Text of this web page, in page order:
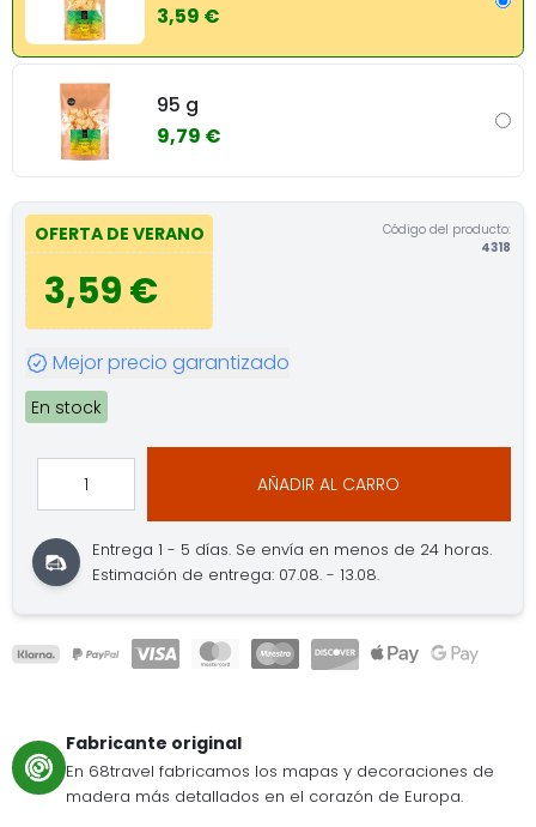
3,59 €
95 g
9,79 €
OFERTA DE VERANO
3,59 €
Código del producto:
4318
Mejor precio garantizado
En stock
AÑADIR AL CARRO
Entrega 1 - 5 días. Se envía en menos de 24 horas.
Estimación de entrega: 07.08. - 13.08.
Fabricante original
En 68travel fabricamos los mapas y decoraciones de
madera más detallados en el corazón de Europa.